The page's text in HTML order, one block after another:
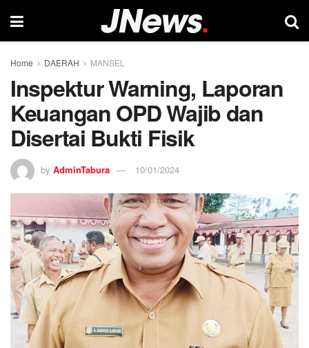
Home DAERAH MANSEL
Inspektur Warning, Laporan
Keuangan OPD Wajib dan
Disertai Bukti Fisik
by AdminTabura 10/01/2024